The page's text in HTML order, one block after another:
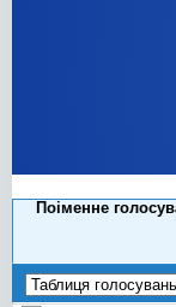
Поіменне